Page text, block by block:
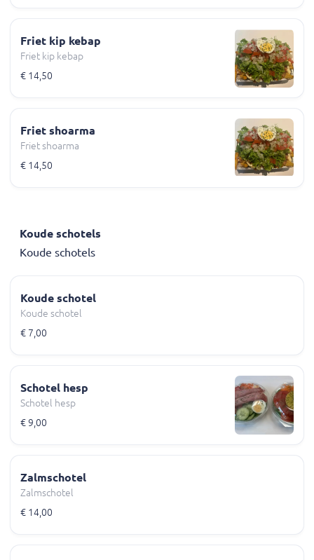
Friet kip kebap
Friet kip kebap
€ 14,50
Friet shoarma
Friet shoarma
€ 14,50
Koude schotels
Koude schotels
Koude schotel
Koude schotel
€ 7,00
Schotel hesp
Schotel hesp
€ 9,00
Zalmschotel
Zalmschotel
€ 14,00